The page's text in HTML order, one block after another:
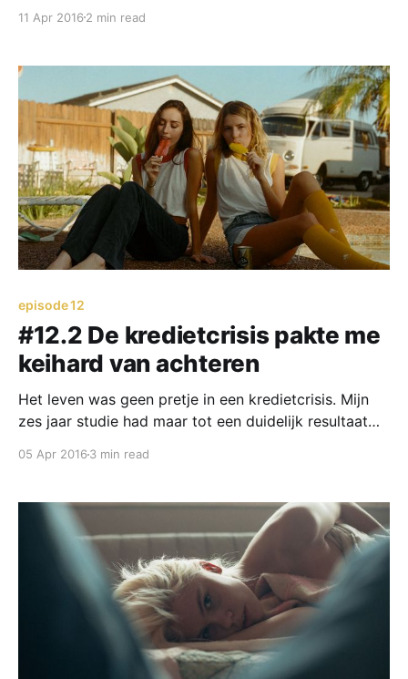
een uitgestorven industrieterrein. We waren
Een of andere snotaap, niet veel ouder dan ik,
probeerde
11 Apr 2016 2 min read
episode 12
#12.2 De kredietcrisis pakte me
keihard van achteren
Het leven was geen pretje in een kredietcrisis. Mijn
zes jaar studie had maar tot een duidelijk resultaat
om met laffe zesjes een diploma te halen. • Gewilde
tentamens. • Dronken op feestjes rondlopen met
05 Apr 2016 3 min read